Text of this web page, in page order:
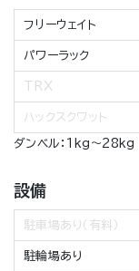
フリーウェイト
パワーラック
TRX
ハックスクワット
ダンベル：1kg～28kg
設備
駐車場あり（有料）
駐輪場あり